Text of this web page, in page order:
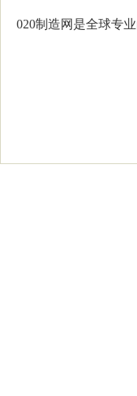
020制造网是全球专